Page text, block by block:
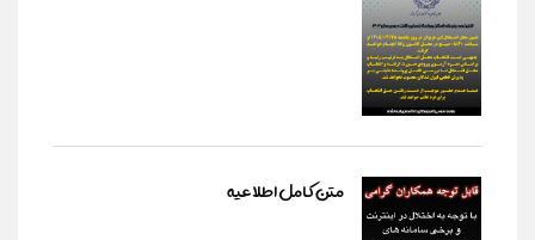
متن کامل اطلاعیه